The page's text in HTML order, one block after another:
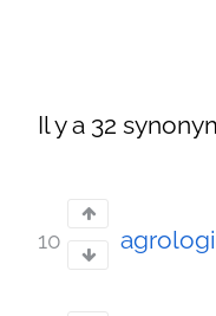
Il y a 32
10